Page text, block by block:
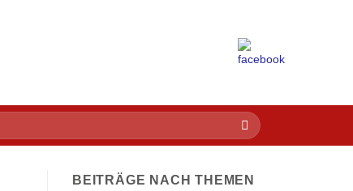
BEITRÄGE NACH THEMEN